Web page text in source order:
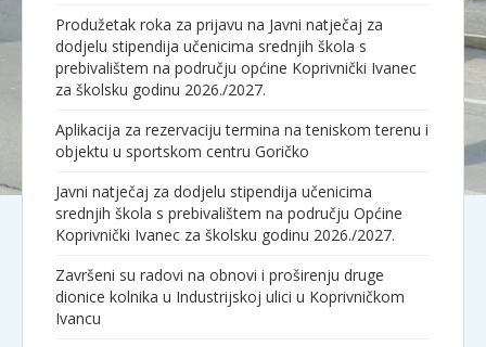
Produžetak roka za prijavu na Javni natječaj za
dodjelu stipendija učenicima srednjih škola s
prebivalištem na području općine Koprivnički Ivanec
za školsku godinu 2026./2027.
Aplikacija za rezervaciju termina na teniskom terenu i
objektu u sportskom centru Goričko
Javni natječaj za dodjelu stipendija učenicima
srednjih škola s prebivalištem na području Općine
Koprivnički Ivanec za školsku godinu 2026./2027.
Završeni su radovi na obnovi i proširenju druge
dionice kolnika u Industrijskoj ulici u Koprivničkom
Ivancu